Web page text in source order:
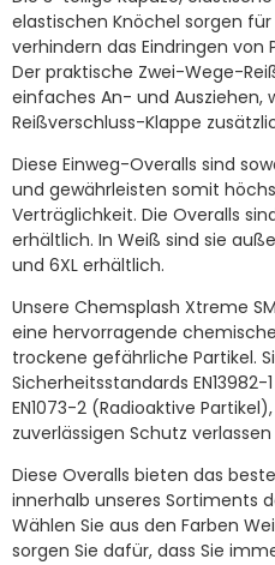
elastischen Knöchel sorgen
verhindern das Eindringen von
Der praktische Zwei-Wege-
einfaches An- und Ausziehen,
Reißverschluss-Klappe
Diese Einweg-Overalls sind
und gewährleisten somit
Verträglichkeit. Die Overalls
erhältlich. In Weiß sind sie
und 6XL erhältlich.
Unsere Chemsplash Xtreme
eine hervorragende
trockene gefährliche Partikel.
Sicherheitsstandards
EN1073-2 (Radioaktive
zuverlässigen Schutz
Diese Overalls bieten das
innerhalb unseres Sortiments
Wählen Sie aus den Farben
sorgen Sie dafür, dass Sie